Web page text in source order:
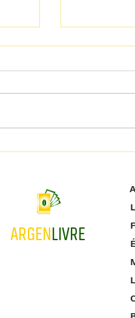
ARGENLIVRE